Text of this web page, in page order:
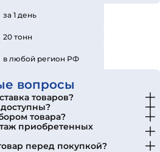
за 1 день
20 тонн
в любой регион РФ
вопросы
товаров?
товара?
приобретенных
перед покупкой?